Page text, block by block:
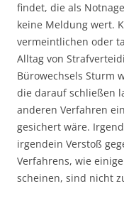
findet, die als
keine Meldung wert.
vermeintlichen oder
Alltag von
Bürowechsels Sturm
die darauf schließen
anderen Verfahren
gesichert wäre.
irgendein Verstoß
Verfahrens, wie
scheinen, sind nicht